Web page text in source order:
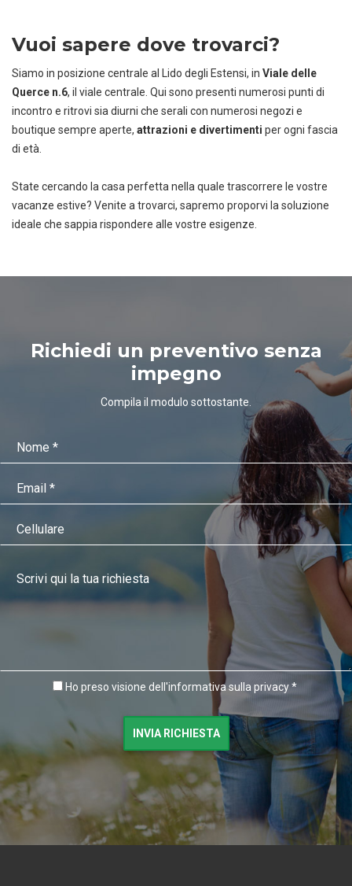
Vuoi sapere dove trovarci?
Siamo in posizione centrale al Lido degli Estensi, in Viale delle
Querce n.6, il viale centrale. Qui sono presenti numerosi punti di
incontro e ritrovi sia diurni che serali con numerosi negozi e
boutique sempre aperte, attrazioni e divertimenti per ogni fascia
di età.
State cercando la casa perfetta nella quale trascorrere le vostre
vacanze estive? Venite a trovarci, sapremo proporvi la soluzione
ideale che sappia rispondere alle vostre esigenze.
Richiedi un preventivo senza
impegno
Compila il modulo sottostante.
Ho preso visione dell'informativa sulla privacy *
INVIA RICHIESTA